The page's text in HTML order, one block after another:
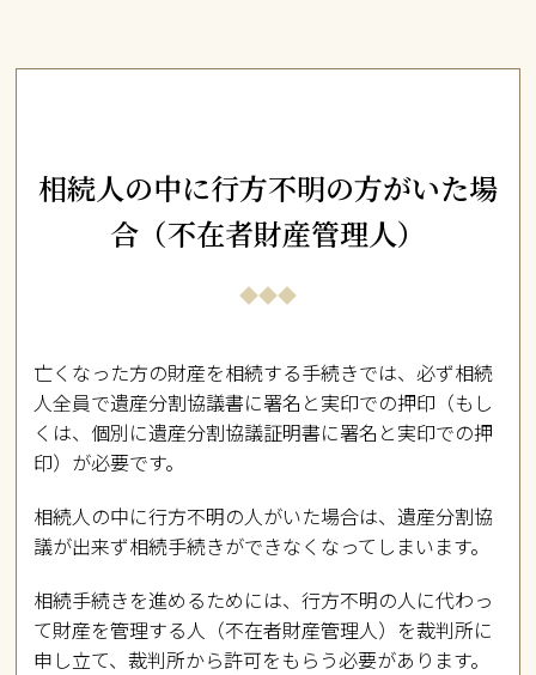
相続人の中に行方不明の方がいた場
合（不在者財産管理人）
亡くなった方の財産を相続する手続きでは、必ず相続
人全員で遺産分割協議書に署名と実印での押印（もし
くは、個別に遺産分割協議証明書に署名と実印での押
印）が必要です。
相続人の中に行方不明の人がいた場合は、遺産分割協
議が出来ず相続手続きができなくなってしまいます。
相続手続きを進めるためには、行方不明の人に代わっ
て財産を管理する人（不在者財産管理人）を裁判所に
申し立て、裁判所から許可をもらう必要があります。